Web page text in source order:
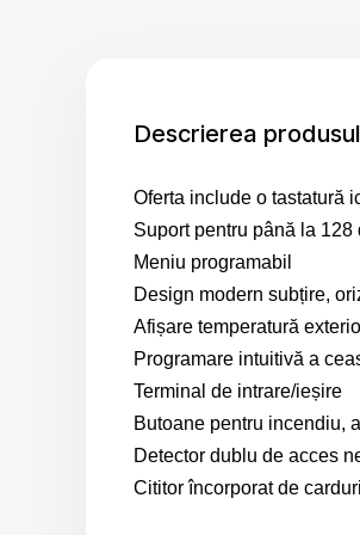
Descrierea
Оfеrtа include o tastatură
Suport pentru până la 128
Meniu programabil
Design modern subțire,
Afișare temperatură
Programare intuitivă a
Terminal de intrare/ieșire
Butoane pentru incendiu,
Detector dublu de acces
Cititor încorporat de